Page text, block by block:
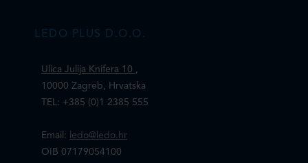
LEDO PLUS D.O.O.
Ulica Julija Knifera 10 ,
10000 Zagreb, Hrvatska
TEL: +385 (0)1 2385 555
Email:
ledo@ledo.hr
OIB 07179054100